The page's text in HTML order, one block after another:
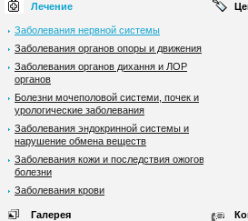
Лечение
Заболевания нервной системы
Заболевания органов опоры и движения
Заболевания органов дихання и ЛОР
органов
Болезни мочеполовой системи, почек и
урологические заболевания
Заболевания эндокринной системы и
нарушение обмена веществ
Заболевания кожи и последствия ожоговой
болезни
Заболевания крови
Галерея